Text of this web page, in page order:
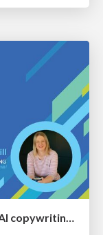
Breaking the template: Subverting AI copywriting frameworks for SERP differentiation